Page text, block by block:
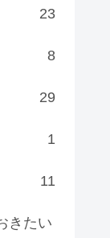
23
8
29
1
11
きたい